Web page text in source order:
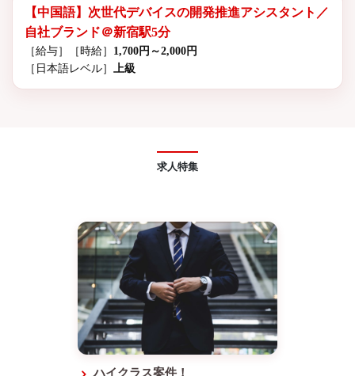
【中国語】次世代デバイスの開発推進アシスタント／
自社ブランド＠新宿駅5分
［給与］ ［時給］ 1,700円～2,000円
［日本語レベル］ 上級
求人特集
ハイクラス案件！